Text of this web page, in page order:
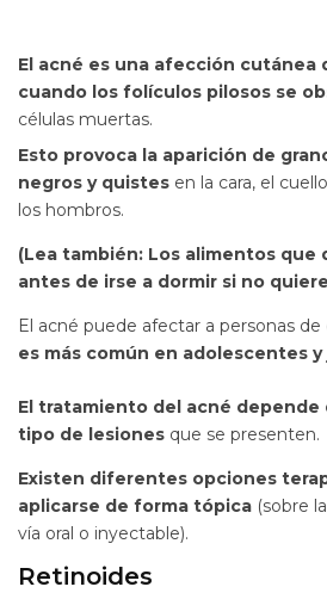
El acné es una afección cutánea
cuando los folículos pilosos se
células muertas.
Esto provoca la aparición de
negros y quistes en la cara, el
los hombros.
(Lea también: Los alimentos que
antes de irse a dormir si no
El acné puede afectar a personas de
es más común en adolescentes
El tratamiento del acné depende
tipo de lesiones que se presenten.
Existen diferentes opciones
aplicarse de forma tópica (sobre
vía oral o inyectable).
Retinoides